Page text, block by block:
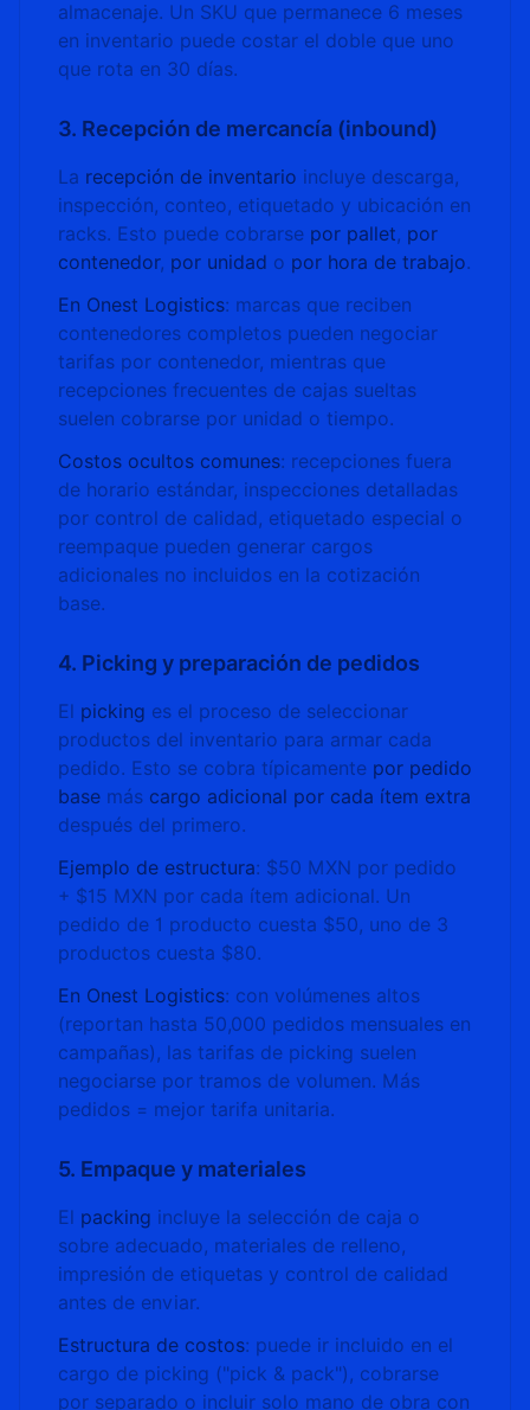
almacenaje. Un SKU que permanece 6 meses
en inventario puede costar el doble que uno
que rota en 30 días.
3. Recepción de mercancía (inbound)
La recepción de inventario incluye descarga,
inspección, conteo, etiquetado y ubicación en
racks. Esto puede cobrarse por pallet, por
contenedor, por unidad o por hora de trabajo.
En Onest Logistics: marcas que reciben
contenedores completos pueden negociar
tarifas por contenedor, mientras que
recepciones frecuentes de cajas sueltas
suelen cobrarse por unidad o tiempo.
Costos ocultos comunes: recepciones fuera
de horario estándar, inspecciones detalladas
por control de calidad, etiquetado especial o
reempaque pueden generar cargos
adicionales no incluidos en la cotización
base.
4. Picking y preparación de pedidos
El picking es el proceso de seleccionar
productos del inventario para armar cada
pedido. Esto se cobra típicamente por pedido
base más cargo adicional por cada ítem extra
después del primero.
Ejemplo de estructura: $50 MXN por pedido
+ $15 MXN por cada ítem adicional. Un
pedido de 1 producto cuesta $50, uno de 3
productos cuesta $80.
En Onest Logistics: con volúmenes altos
(reportan hasta 50,000 pedidos mensuales en
campañas), las tarifas de picking suelen
negociarse por tramos de volumen. Más
pedidos = mejor tarifa unitaria.
5. Empaque y materiales
El packing incluye la selección de caja o
sobre adecuado, materiales de relleno,
impresión de etiquetas y control de calidad
antes de enviar.
Estructura de costos: puede ir incluido en el
cargo de picking ("pick & pack"), cobrarse
por separado o incluir solo mano de obra con